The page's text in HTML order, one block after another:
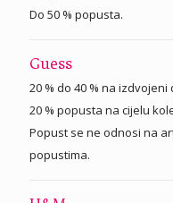
Do 50 % popusta.
Guess
20 % do 40 % na
20 % popusta na cijelu
Popust se ne odnosi na
popustima.